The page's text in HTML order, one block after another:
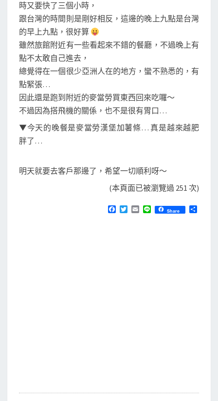
時又要快了三個小時，
跟台灣的時間則是剛好相反，這邊的晚上九點是台灣
的早上九點，很好算
雖然旅館附近有一些看起來不錯的餐廳，不過晚上有
點不太敢自己進去，
總覺得在一個很少亞洲人在的地方，蠻不熟悉的，有
點緊張…
因此還是跑到附近的麥當勞買東西回來吃囉～
不過因為搭飛機的關係，也不是很有胃口…
▼今天的晚餐是麥當勞漢堡加薯條… 真是越來越肥
胖了…
明天就要去客戶那邊了，希望一切順利呀～
(本頁面已被瀏覽過 251 次)
E
Share